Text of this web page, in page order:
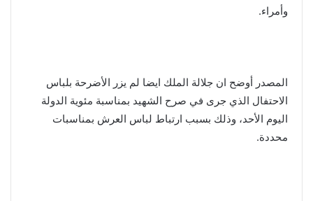
وأمراء.
المصدر أوضح ان جلالة الملك ايضا لم يزر الأضرحة بلباس
الاحتفال الذي جرى في صرح الشهيد بمناسبة مئوية الدولة
اليوم الأحد، وذلك بسبب ارتباط لباس العرش بمناسبات
محددة.